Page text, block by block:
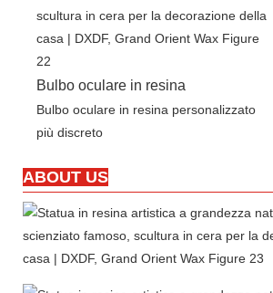
Bulbo oculare in resina
Bulbo oculare in resina personalizzato
più discreto
ABOUT US